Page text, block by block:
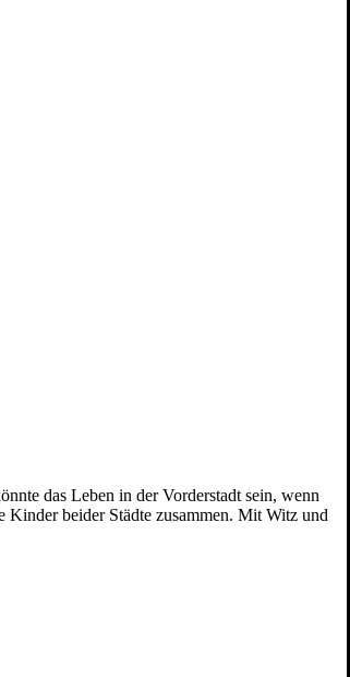
das Leben in der Vorderstadt sein, wenn
beider Städte zusammen. Mit Witz und